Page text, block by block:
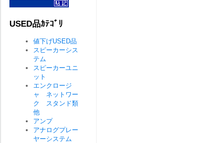
USED品ｶﾃｺﾞﾘ
値下げUSED品
スピーカーシス
テム
スピーカーユニ
ット
エンクロージ
ャ ネットワー
ク スタンド類
他
アンプ
アナログプレー
ヤーシステム